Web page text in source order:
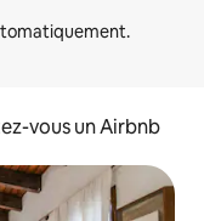
vous un Airbnb